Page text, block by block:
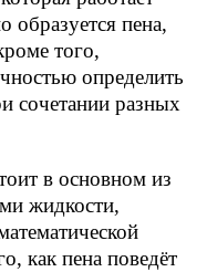
образуется пена,
того,
определить
сочетании разных
в основном из
жидкости,
как пена поведёт